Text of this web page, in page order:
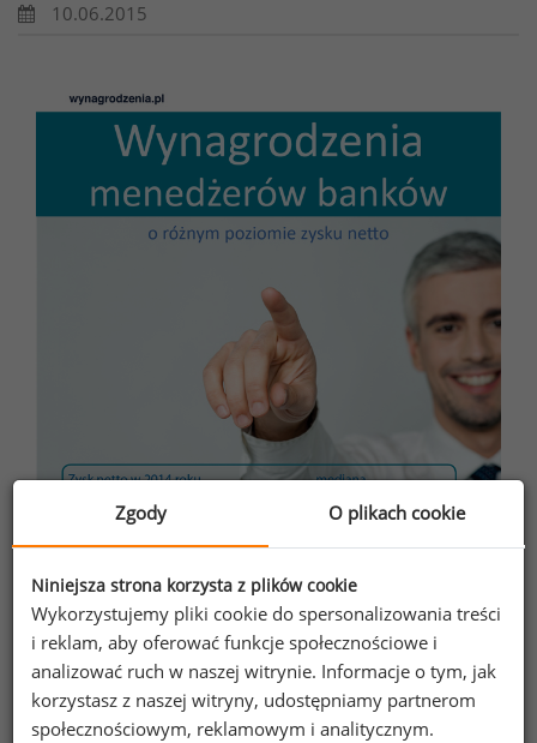
10.06.2015
Zgody O plikach cookie
Niniejsza strona korzysta z plików cookie
Wykorzystujemy pliki cookie do spersonalizowania treści
i reklam, aby oferować funkcje społecznościowe i
analizować ruch w naszej witrynie. Informacje o tym, jak
korzystasz z naszej witryny, udostępniamy partnerom
społecznościowym, reklamowym i analitycznym.